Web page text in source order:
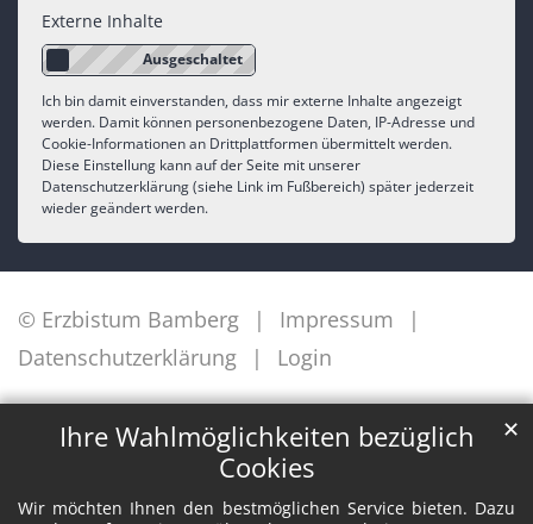
Ihre Wahlmöglichkeiten bezüglich
Cookies
Wir möchten Ihnen den bestmöglichen Service bieten. Dazu
✕
Externe Inhalte
Ich bin damit einverstanden, dass mir externe Inhalte angezeigt
werden. Damit können personenbezogene Daten, IP-Adresse und
Cookie-Informationen an Drittplattformen übermittelt werden.
Diese Einstellung kann auf der Seite mit unserer
Datenschutzerklärung (siehe Link im Fußbereich) später jederzeit
wieder geändert werden.
© Erzbistum Bamberg
Impressum
Datenschutzerklärung
Login